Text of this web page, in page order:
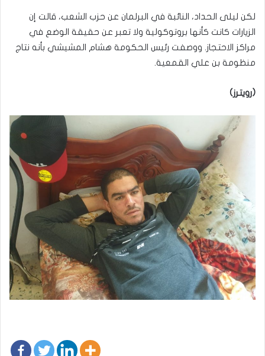
لكن ليلى الحداد، النائبة في البرلمان عن حزب الشعب، قالت إن
الزيارات كانت كأنها بروتوكولية ولا تعبر عن حقيقة الوضع في
مراكز الاحتجاز. ووصفت رئيس الحكومة هشام المشيشي بأنه نتاج
منظومة بن علي القمعية.
(رويترز)